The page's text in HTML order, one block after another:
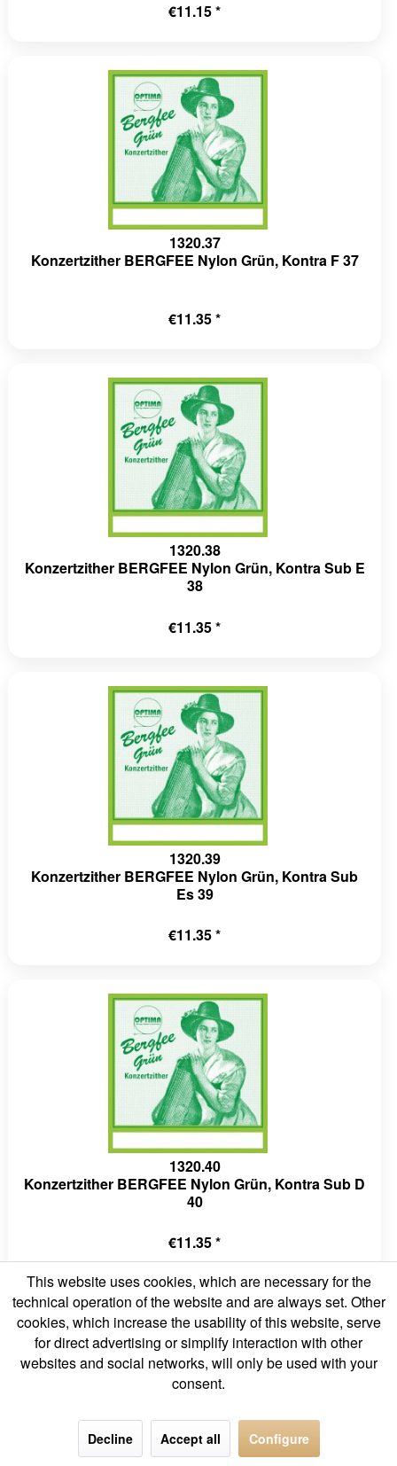
€11.15 *
1320.37
Konzertzither BERGFEE Nylon Grün, Kontra F 37
€11.35 *
1320.38
Konzertzither BERGFEE Nylon Grün, Kontra Sub E
38
€11.35 *
1320.39
Konzertzither BERGFEE Nylon Grün, Kontra Sub
Es 39
€11.35 *
1320.40
Konzertzither BERGFEE Nylon Grün, Kontra Sub D
40
€11.35 *
This website uses cookies, which are necessary for the
technical operation of the website and are always set. Other
cookies, which increase the usability of this website, serve
for direct advertising or simplify interaction with other
websites and social networks, will only be used with your
consent.
Decline Accept all Configure